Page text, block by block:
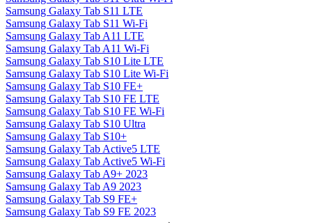
Samsung Galaxy Tab S11 LTE
Samsung Galaxy Tab S11 Wi-Fi
Samsung Galaxy Tab A11 LTE
Samsung Galaxy Tab A11 Wi-Fi
Samsung Galaxy Tab S10 Lite LTE
Samsung Galaxy Tab S10 Lite Wi-Fi
Samsung Galaxy Tab S10 FE+
Samsung Galaxy Tab S10 FE LTE
Samsung Galaxy Tab S10 FE Wi-Fi
Samsung Galaxy Tab S10 Ultra
Samsung Galaxy Tab S10+
Samsung Galaxy Tab Active5 LTE
Samsung Galaxy Tab Active5 Wi-Fi
Samsung Galaxy Tab A9+ 2023
Samsung Galaxy Tab A9 2023
Samsung Galaxy Tab S9 FE+
Samsung Galaxy Tab S9 FE 2023